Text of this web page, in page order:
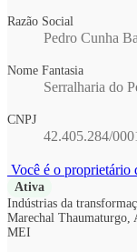
Razão Social
Pedro Cunha
Nome Fantasia
Serralharia do
CNPJ
42.405.284/
Você é o proprietário
Ativa
Indústrias da
Marechal Thaumaturgo,
MEI